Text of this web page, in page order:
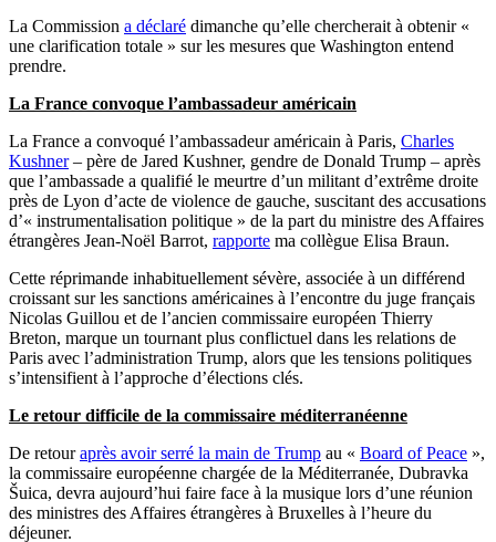
La Commission a déclaré dimanche qu’elle chercherait à obtenir «
une clarification totale » sur les mesures que Washington entend
prendre.
La France convoque l’ambassadeur américain
La France a convoqué l’ambassadeur américain à Paris, Charles
Kushner– père de Jared Kushner, gendre de Donald Trump – après
que l’ambassade a qualifié le meurtre d’un militant d’extrême droite
près de Lyon d’acte de violence de gauche, suscitant des accusations
d’« instrumentalisation politique » de la part du ministre des Affaires
étrangères Jean-Noël Barrot, rapporte ma collègue Elisa Braun.
Cette réprimande inhabituellement sévère, associée à un différend
croissant sur les sanctions américaines à l’encontre du juge français
Nicolas Guillou et de l’ancien commissaire européen Thierry
Breton, marque un tournant plus conflictuel dans les relations de
Paris avec l’administration Trump, alors que les tensions politiques
s’intensifient à l’approche d’élections clés.
Le retour difficile de la commissaire méditerranéenne
De retouraprès avoir serré la main de Trump au « Board of Peace »,
la commissaire européenne chargée de la Méditerranée, Dubravka
Šuica, devra aujourd’hui faire face à la musique lors d’une réunion
des ministres des Affaires étrangères à Bruxelles à l’heure du
déjeuner.